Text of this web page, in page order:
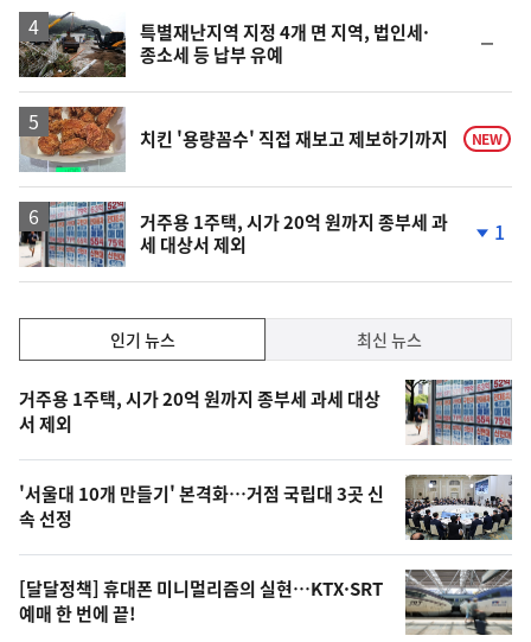
하
특별재난지역 지정 4개 면 지역, 법인세·
종소세 등 납부 유예
일
치킨 '용량꼼수' 직접 재보고 제보하기까지 NEW
거주용 1주택, 시가 20억 원까지 종부세 과
세 대상서 제외
하
락
1
기,
최
신,
오
늘
의
영
상
인기 뉴스 최신 뉴스
인
기
뉴
스
거주용 1주택, 시가 20억 원까지 종부세 과세 대상
서 제외
'서울대 10개 만들기' 본격화…거점 국립대 3곳 신
속 선정
[달달정책] 휴대폰 미니멀리즘의 실현…KTX·SRT
예매 한 번에 끝!